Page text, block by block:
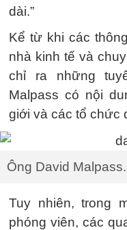
dài.”
Kể từ khi các
nhà kinh tế và
chỉ ra những
Malpass có nội
giới và các tổ chức
Ông David
Tuy nhiên, trong
phóng viên, các